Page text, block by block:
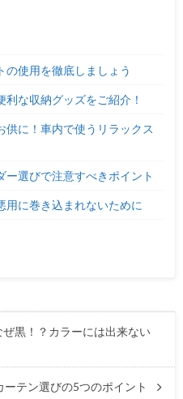
の使用を徹底しましょう
利な収納グッズをご紹介！
供に！車内で使うリラックス
ー選びで注意すべきポイント
用に巻き込まれないために
ぜ黒！？カラーには出来ない
ーテン選びの5つのポイント